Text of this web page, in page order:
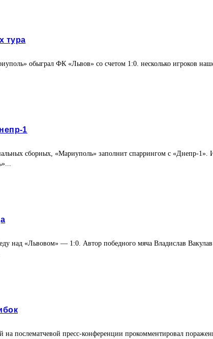
тура
обыграл ФК «Львов» со счетом 1:0. несколько игроков
1
сборных, «Мариуполь» заполнит спаррингом с «Днепр-1».
над «Львовом» — 1:0. Автор победного мяча Владислав
послематчевой пресс-конференции прокомментировал